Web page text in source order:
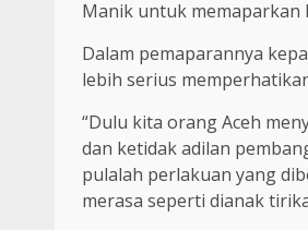
Manik untuk memaparkan
Dalam pemaparannya
lebih serius
“Dulu kita orang Aceh
dan ketidak adilan
pulalah perlakuan yang
merasa seperti dianak